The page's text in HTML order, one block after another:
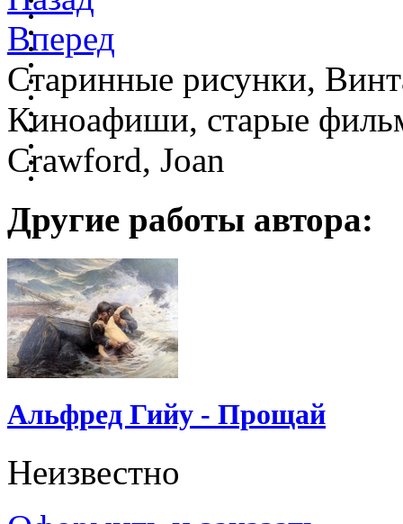
Вперед
Старинные рисунки,
Киноафиши, старые
Crawford, Joan
Другие работы автора:
Альфред Гийу - Прощай
Неизвестно